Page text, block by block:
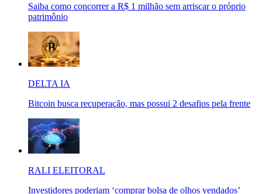
Saiba como concorrer a R$ 1 milhão sem arriscar o próprio
patrimônio
DELTA IA
Bitcoin busca recuperação, mas possui 2 desafios pela frente
RALI ELEITORAL
Investidores poderiam ‘comprar bolsa de olhos vendados’